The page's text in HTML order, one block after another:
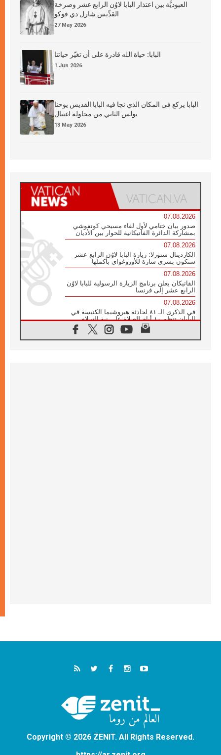
العبوديَّة بين اعتذار البابا لاوُن الرابع عشر وصرخة
القدِّيس شارل دي فوكو
27 May 2026
البابا: حياة الله قادرة على أن تغيّر حياتنا
1 Jun 2026
البابا يركع في المكان الذي نجا فيه البابا القديس يوحنا
بولس الثاني من محاولة اغتيال
13 May 2026
07.08.2026
صدور بيان ختامي لأول لقاء مسيحي كونفوشي
بمشاركة الدائرة الفاتيكانية للحوار بين الأديان
07.08.2026
الكاردينال ستورلا: زيارة البابا لاوُن الرابع عشر
ستكون بشرى سارة للأوروغواي بأكملها
07.08.2026
الفاتيكان يعلن برنامج الزيارة الرسولية للبابا لاوُن
الرابع عشر إلى فرنسا
07.08.2026
في الذكرى الـ ٨١ لحادثة هيروشيما الكنيسة في
اليابان تنظم ١٠ أيام للصلاة على نية السلام
الكنيسة في الأوروغواي: زيارة البابا ستعزز
Copyright © 2026 ZENIT. All Rights Reserved.